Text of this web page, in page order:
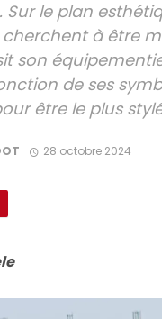
Sur le plan
à être
son
de ses
être le plus
28 octobre 2024